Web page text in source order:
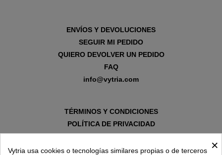
ENVÍOS Y DEVOLUCIONES
SEGUIR MI PEDIDO
QUIERO DEVOLVER UN PEDIDO
FAQ
info@vytria.com
TÉRMINOS Y CONDICIONES
POLÍTICA DE PRIVACIDAD
AVISO LEGAL
POLÍTICA DE COOKIES
×
Vytria usa cookies o tecnologías similares propias o de terceros